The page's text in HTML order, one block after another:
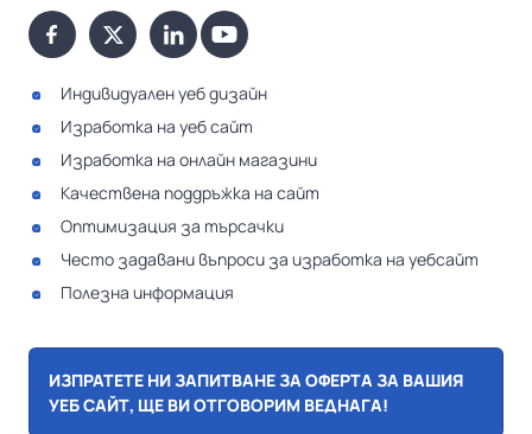
Индивидуален уеб дизайн
Изработка на уеб сайт
Изработка на онлайн магазини
Качествена поддръжка на сайт
Оптимизация за търсачки
Често задавани въпроси за изработка на уебсайт
Полезна информация
ИЗПРАТЕТЕ НИ ЗАПИТВАНЕ ЗА ОФЕРТА ЗА ВАШИЯ
УЕБ САЙТ, ЩЕ ВИ ОТГОВОРИМ ВЕДНАГА!